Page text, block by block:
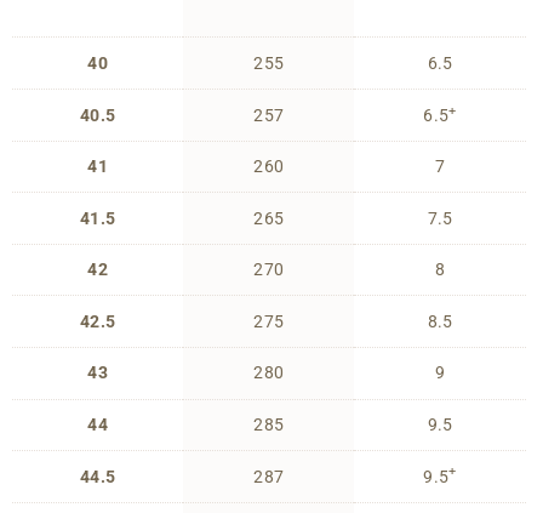
40
40.5
41
41.5
42
42.5
43
44
44.5
255
257
260
265
270
275
280
285
287
6.5
6.5+
7
7.5
8
8.5
9
9.5
9.5+